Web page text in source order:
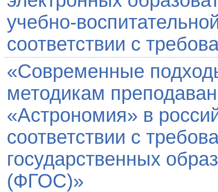
учебно-
соответствии с
«Современные
методикам
«Астрономия» в
соответствии с
государственных
(ФГОС)»